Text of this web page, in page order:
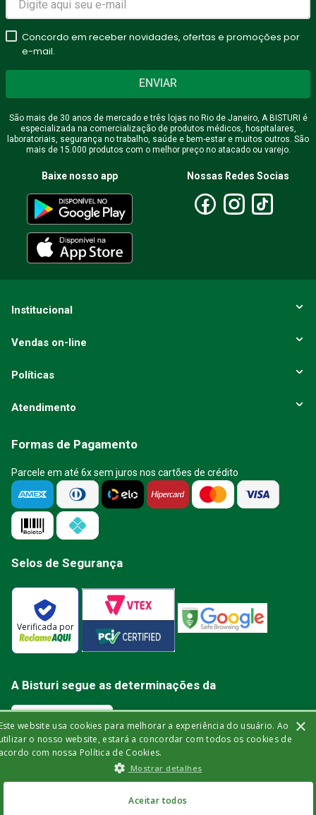
Concordo em receber novidades, ofertas e promoções por
e-mail.
ENVIAR
São mais de 30 anos de mercado e três lojas no Rio de Janeiro, A BISTURI é
especializada na comercialização de produtos médicos, hospitalares,
laboratoriais, segurança no trabalho, saúde e bem-estar e muitos outros. São
mais de 15.000 produtos com o melhor preço no atacado ou varejo.
Baixe nosso app Nossas Redes Socias
Institucional
Vendas on-line
Políticas
Atendimento
Formas de Pagamento
Parcele em até 6x sem juros nos cartões de crédito
Selos de Segurança
Verificada por
A Bisturi segue as determinações da
Bisturi Distribuidora de Material Hospitalar Ltda | Rua Miguel de Frias, 150 -
loja | Icaraí | Niterói - Rio de Janeiro | CEP: 24.220-003 | CNPJ: 32.561.144/0001-
03 | Insc. Est.: 84.147.982 | Telefone: (21) 2606-1709. © 2021 bisturi.com.br.
devem ser utilizadas para automedicação e não substituem, de forma
×
website usa cookies para melhorar a experiência do usuário. Ao
o nosso website, estará a concordar com todos os cookies de
com nossa Política de Cookies.
Mostrar detalhes
Aceitar todos